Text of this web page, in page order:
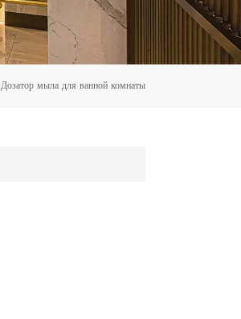
中文
Дозатор мыла для ванной комнаты